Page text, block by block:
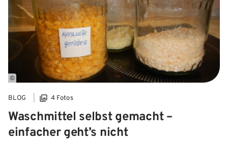
©
BLOG 4 Fotos
Waschmittel selbst gemacht –
einfacher geht’s nicht